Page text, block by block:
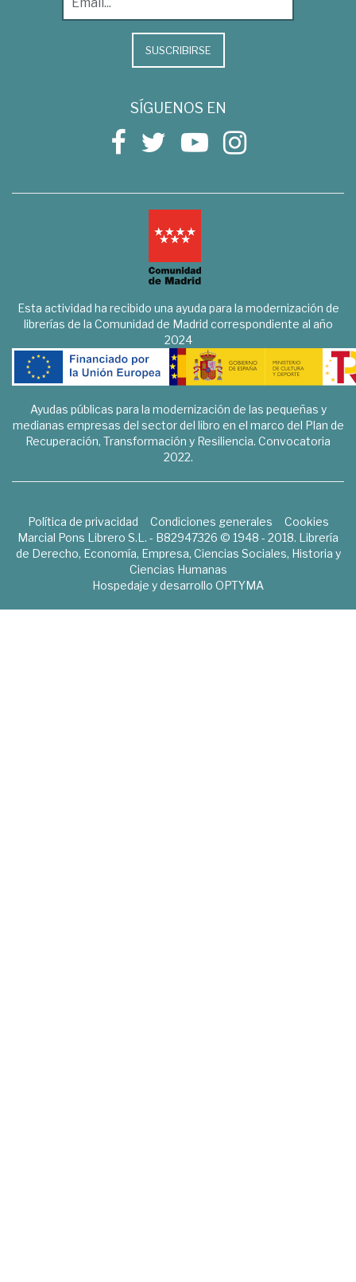
SUSCRIBIRSE
SÍGUENOS EN
Esta actividad ha recibido una ayuda para la modernización de
librerías de la Comunidad de Madrid correspondiente al año
2024
Ayudas públicas para la modernización de las pequeñas y
medianas empresas del sector del libro en el marco del Plan de
Recuperación, Transformación y Resiliencia. Convocatoria
2022.
Política de privacidad Condiciones generales
Cookies
Marcial Pons Librero S.L. - B82947326 © 1948 - 2018. Librería
de Derecho, Economía, Empresa, Ciencias Sociales, Historia y
Ciencias Humanas
Hospedaje y desarrollo OPTYMA